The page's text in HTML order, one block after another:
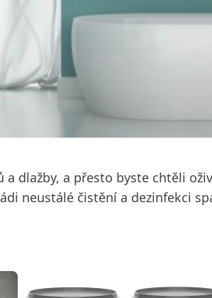
dlažby, a přesto byste chtěli
neustálé čistění a dezinfekci